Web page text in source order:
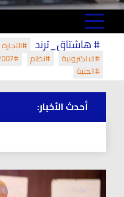
# هاشتاق_ترند #التجارة
#الالكترونية
#نظام #dailyprompt-2007
#الجنية
أحدث الأخبار: